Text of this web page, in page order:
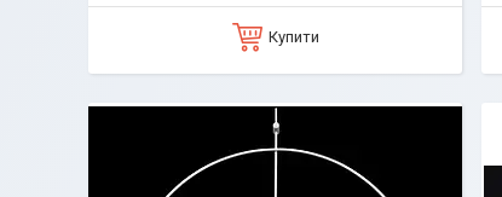
Купити